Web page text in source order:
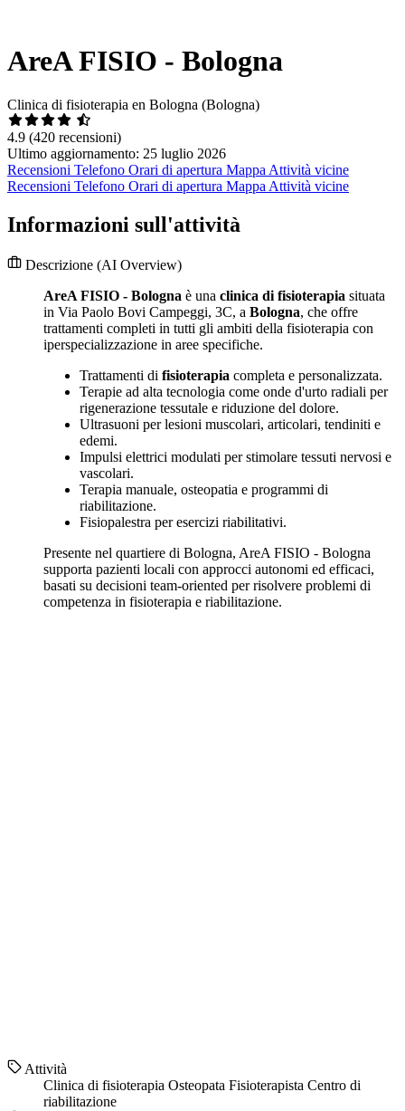
AreA FISIO - Bologna
Clinica di fisioterapia en Bologna (Bologna)
4.9 (420 recensioni)
Ultimo aggiornamento: 25 luglio 2026
Recensioni Telefono Orari di apertura Mappa Attività vicine
Recensioni Telefono Orari di apertura Mappa Attività vicine
Informazioni sull'attività
Descrizione (AI Overview)
AreA FISIO - Bologna è una clinica di fisioterapia situata
in Via Paolo Bovi Campeggi, 3C, a Bologna, che offre
trattamenti completi in tutti gli ambiti della fisioterapia con
iperspecializzazione in aree specifiche.
Trattamenti di fisioterapia completa e personalizzata.
Terapie ad alta tecnologia come onde d'urto radiali per
rigenerazione tessutale e riduzione del dolore.
Ultrasuoni per lesioni muscolari, articolari, tendiniti e
edemi.
Impulsi elettrici modulati per stimolare tessuti nervosi e
vascolari.
Terapia manuale, osteopatia e programmi di
riabilitazione.
Fisiopalestra per esercizi riabilitativi.
Presente nel quartiere di Bologna, AreA FISIO - Bologna
supporta pazienti locali con approcci autonomi ed efficaci,
basati su decisioni team-oriented per risolvere problemi di
competenza in fisioterapia e riabilitazione.
Attività
Clinica di fisioterapia Osteopata Fisioterapista Centro di
riabilitazione